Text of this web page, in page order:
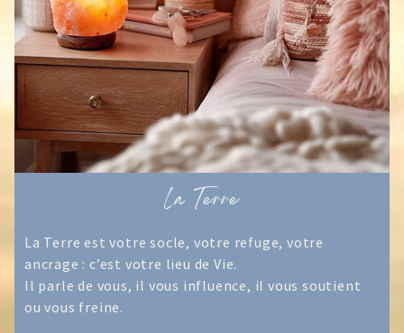
La Terre
La Terre est votre socle, votre refuge, votre
ancrage : c’est votre lieu de Vie.
Il parle de vous, il vous influence, il vous soutient
ou vous freine.